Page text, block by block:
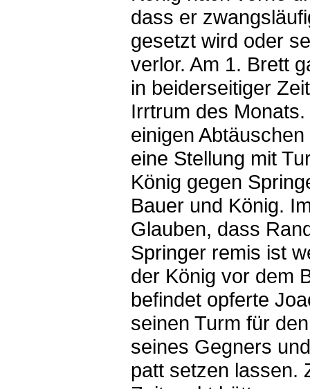
dass er
gesetzt wird oder
verlor. Am 1. Brett
in beiderseitiger
Irrtrum des
einigen
eine Stellung mit
König gegen
Bauer und König.
Glauben, dass
Springer remis ist
der König vor dem
befindet opferte
seinen Turm für
seines Gegners
patt setzen lassen.